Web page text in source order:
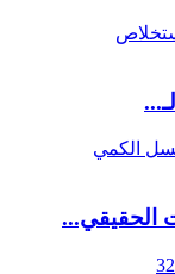
الحقيقي...